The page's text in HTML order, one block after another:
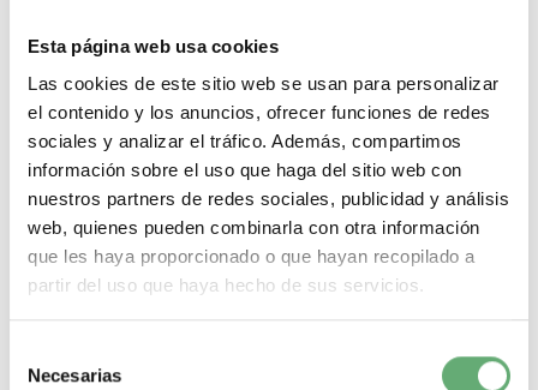
Esta página web usa cookies
Las cookies de este sitio web se usan para personalizar
el contenido y los anuncios, ofrecer funciones de redes
sociales y analizar el tráfico. Además, compartimos
información sobre el uso que haga del sitio web con
nuestros partners de redes sociales, publicidad y análisis
web, quienes pueden combinarla con otra información
que les haya proporcionado o que hayan recopilado a
partir del uso que haya hecho de sus servicios.
Necesarias